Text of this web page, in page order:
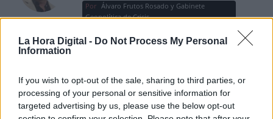
La Hora Digital - Do Not Process My Personal
Information
If you wish to opt-out of the sale, sharing to third parties, or
processing of your personal or sensitive information for
targeted advertising by us, please use the below opt-out
Por Álvaro Frutos Rosado y Gabinete
Geopolítica de Crisis
Suelta y confía
Votantes y votados
Por Juan Manuel Beltrán